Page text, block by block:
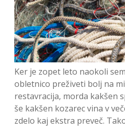
Ker je zopet leto naokoli
obletnico preživeti bolj na
restavracija, morda kakšen
še kakšen kozarec vina v
zdelo kaj ekstra preveč.